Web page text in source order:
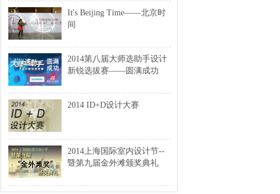
It's Beijing Time——北京时
间
2014第八届大师选助手设计
新锐选拔赛——圆满成功
2014 ID+D设计大赛
2014上海国际室内设计节--
暨第九届金外滩颁奖典礼